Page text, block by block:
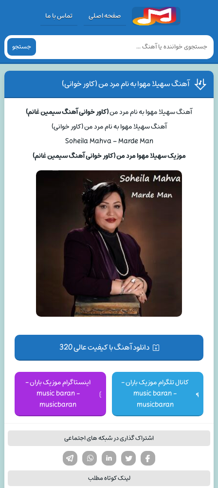
صفحه اصلی تماس با ما
جستجو
آهنگ سهیلا مهوا به نام مرد من (کاور خوانی)
آهنگ سهیلا مهوا به نام مرد من(کاور خوانی آهنگ سیمین غانم)
آهنگ سهیلا مهوا به نام مرد من (کاور خوانی)
Soheila Mahva – Marde Man
موزیک سهیلا مهوا مرد من (کاور خوانی آهنگ سیمین غانم)
دانلود آهنگ با کیفیت عالی 320
کانال تلگرام موزیک باران -
music baran -
musicbaran
اینستاگرام موزیک باران -
music baran -
musicbaran
اشتراک گذاری در شبکه های اجتماعی
لینکدین تویتر
فیسوک
لینک کوتاه مطلب